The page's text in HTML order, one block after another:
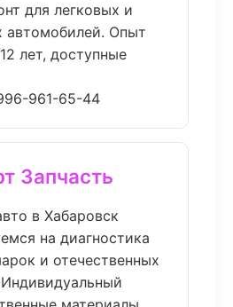
для легковых и
автомобилей. Опыт
лет, доступные
961-65-44
Запчасть
в Хабаровск
на диагностика
и отечественных